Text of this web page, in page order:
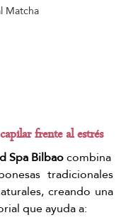
Matcha
frente al estrés
Spa Bilbao combina
tradicionales
creando una
que ayuda a: